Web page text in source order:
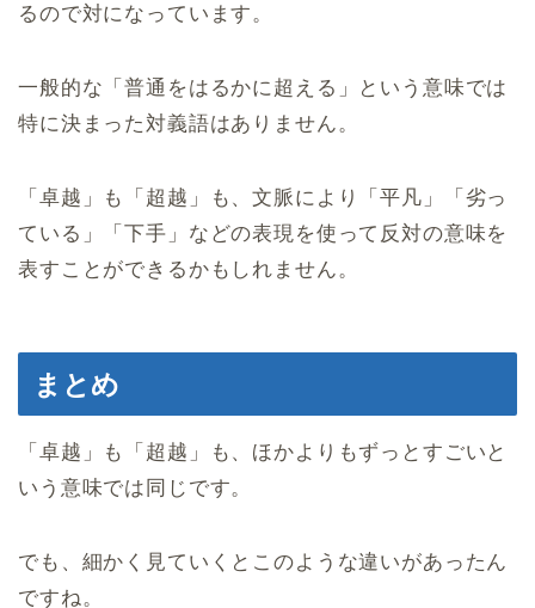
るので対になっています。
一般的な「普通をはるかに超える」という意味では
特に決まった対義語はありません。
「卓越」も「超越」も、文脈により「平凡」「劣っ
ている」「下手」などの表現を使って反対の意味を
表すことができるかもしれません。
まとめ
「卓越」も「超越」も、ほかよりもずっとすごいと
いう意味では同じです。
でも、細かく見ていくとこのような違いがあったん
ですね。